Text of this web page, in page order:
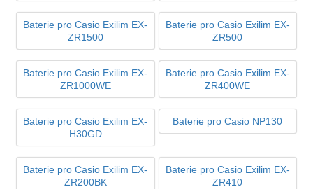
Baterie pro Casio Exilim EX-
ZR1500
Baterie pro Casio Exilim EX-
ZR500
Baterie pro Casio Exilim EX-
ZR1000WE
Baterie pro Casio Exilim EX-
ZR400WE
Baterie pro Casio Exilim EX-
H30GD
Baterie pro Casio NP130
Baterie pro Casio Exilim EX-
ZR200BK
Baterie pro Casio Exilim EX-
ZR410